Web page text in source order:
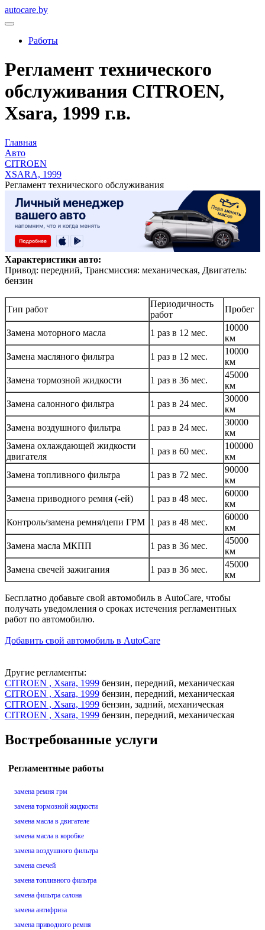
autocare.by
Работы
Регламент технического
обслуживания CITROEN,
Xsara, 1999 г.в.
Главная
Авто
CITROEN
XSARA, 1999
Регламент технического обслуживания
Характеристики авто:
Привод: передний, Трансмиссия: механическая, Двигатель:
бензин
Тип работ
Периодичность
работ
Пробег
Замена моторного масла 1 раз в 12 мес.
10000
км
Замена масляного фильтра
1 раз в 12 мес.
10000
км
Замена тормозной жидкости
1 раз в 36 мес.
45000
км
Замена салонного фильтра
1 раз в 24 мес.
30000
км
Замена воздушного фильтра
1 раз в 24 мес.
30000
км
Замена охлаждающей жидкости
двигателя
1 раз в 60 мес.
100000
км
Замена топливного фильтра
1 раз в 72 мес.
90000
км
Замена приводного ремня (-ей)
1 раз в 48 мес.
60000
км
Контроль/замена ремня/цепи ГРМ 1 раз в 48 мес.
60000
км
Замена масла МКПП
1 раз в 36 мес.
45000
км
Замена свечей зажигания
1 раз в 36 мес.
45000
км
Бесплатно добавьте свой автомобиль в AutoCare, чтобы
получать уведомления о сроках истечения регламентных
работ по автомобилю.
Добавить свой автомобиль в AutoCare
Другие регламенты:
CITROEN , Xsara, 1999 бензин, передний, механическая
CITROEN , Xsara, 1999 бензин, передний, механическая
CITROEN , Xsara, 1999 бензин, задний, механическая
CITROEN , Xsara, 1999 бензин, передний, механическая
Востребованные услуги
Регламентные работы
замена ремня грм
замена тормозной жидкости
замена масла в двигателе
замена масла в коробке
замена воздушного фильтра
замена свечей
замена топливного фильтра
замена фильтра салона
замена антифриза
замена приводного ремня